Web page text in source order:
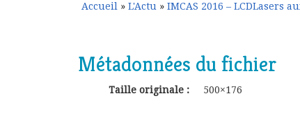
Accueil » L'Actu » IMCAS 2016 – LCDLasers
Métadonnées du fichier
Taille originale : 500×176